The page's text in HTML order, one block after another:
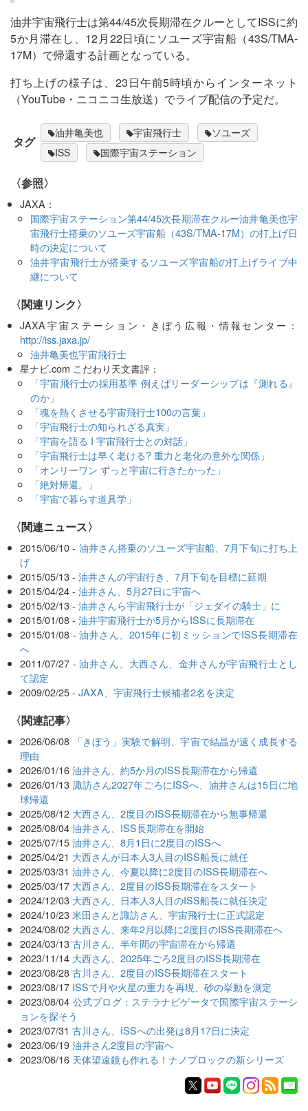
油井宇宙飛行士は第44/45次長期滞在クルーとしてISSに約
5か月滞在し、12月22日頃にソユーズ宇宙船（43S/TMA-
17M）で帰還する計画となっている。
打ち上げの様子は、23日午前5時頃からインターネット
（YouTube・ニコニコ生放送）でライブ配信の予定だ。
タグ
油井亀美也 宇宙飛行士
ソユーズ
ISS
国際宇宙ステーション
〈参照〉
JAXA：
国際宇宙ステーション第44/45次長期滞在クルー油井亀美也宇
宙飛行士搭乗のソユーズ宇宙船（43S/TMA-17M）の打上げ日
時の決定について
油井宇宙飛行士が搭乗するソユーズ宇宙船の打上げライブ中
継について
〈関連リンク〉
JAXA宇宙ステーション・きぼう広報・情報センター：
http://iss.jaxa.jp/
油井亀美也宇宙飛行士
星ナビ.com こだわり天文書評：
「宇宙飛行士の採用基準 例えばリーダーシップは『測れる』
のか」
「魂を熱くさせる宇宙飛行士100の言葉」
「宇宙飛行士の知られざる真実」
「宇宙を語る I 宇宙飛行士との対話」
「宇宙飛行士は早く老ける? 重力と老化の意外な関係」
「オンリーワン ずっと宇宙に行きたかった」
「絶対帰還。」
「宇宙で暮らす道具学」
〈関連ニュース〉
2015/06/10 - 油井さん搭乗のソユーズ宇宙船、7月下旬に打ち上
げ
2015/05/13 -油井さんの宇宙行き、7月下旬を目標に延期
2015/04/24 -油井さん、5月27日に宇宙へ
2015/02/13 -油井さんら宇宙飛行士が「ジェダイの騎士」に
2015/01/08 -油井宇宙飛行士が5月からISSに長期滞在
2015/01/08 -油井さん、2015年に初ミッションでISS長期滞在
へ
2011/07/27 -油井さん、大西さん、金井さんが宇宙飛行士とし
て認定
2009/02/25 -JAXA、宇宙飛行士候補者2名を決定
関連記事
2026/06/08
「きぼう」実験で解明、宇宙で結晶が速く成長する
理由
2026/01/16 油井さん、約5か月のISS長期滞在から帰還
2026/01/13 諏訪さん2027年ごろにISSへ、油井さんは15日に地
球帰還
2025/08/12 大西さん、2度目のISS長期滞在から無事帰還
2025/08/04 油井さん、ISS長期滞在を開始
2025/07/15 油井さん、8月1日に2度目のISSへ
2025/04/21 大西さんが日本人3人目のISS船長に就任
2025/03/31 油井さん、今夏以降に2度目のISS長期滞在へ
2025/03/17 大西さん、2度目のISS長期滞在をスタート
2024/12/03 大西さん、日本人3人目のISS船長に就任決定
2024/10/23 米田さんと諏訪さん、宇宙飛行士に正式認定
2024/08/02 大西さん、来年2月以降に2度目のISS長期滞在へ
2024/03/13 古川さん、半年間の宇宙滞在から帰還
2023/11/14 大西さん、2025年ごろ2度目のISS長期滞在
2023/08/28 古川さん、2度目のISS長期滞在スタート
2023/08/17 ISSで月や火星の重力を再現、砂の挙動を測定
2023/08/04 公式ブログ：ステラナビゲータで国際宇宙ステーシ
ョンを探そう
2023/07/31 古川さん、ISSへの出発は8月17日に決定
2023/06/19 油井さん2度目の宇宙へ
2023/06/16 天体望遠鏡も作れる！ナノブロックの新シリーズ